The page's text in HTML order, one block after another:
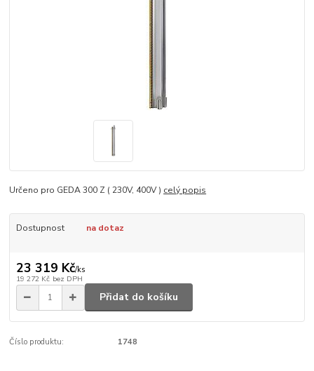
Určeno pro GEDA 300 Z ( 230V, 400V ) celý popis
Dostupnost na dotaz
23 319 Kč/ks
19 272 Kč bez DPH
Přidat do košíku
Číslo produktu: 1748